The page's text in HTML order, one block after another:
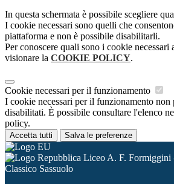
In questa schermata è possibile scegliere
I cookie necessari sono quelli che
piattaforma e non è possibile disabilitarli.
Per conoscere quali sono i cookie necessari
visionare la COOKIE POLICY.
Cookie necessari per il funzionamento
I cookie necessari per il funzionamento non
disabilitati. È possibile consultare l'elenco
policy.
Accetta tutti Salva le preferenze
Liceo A. F. Formiggini
Classico Sassuolo